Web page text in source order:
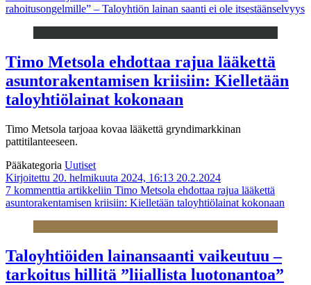
rahoitusongelmille” – Taloyhtiön lainan saanti ei ole itsestäänselvyys
Timo Metsola ehdottaa rajua lääkettä
asuntorakentamisen kriisiin: Kielletään
taloyhtiölainat kokonaan
Timo Metsola tarjoaa kovaa lääkettä gryndimarkkinan
pattitilanteeseen.
Pääkategoria Uutiset
Kirjoitettu 20. helmikuuta 2024, 16:13 20.2.2024
7 kommenttia artikkeliin Timo Metsola ehdottaa rajua lääkettä
asuntorakentamisen kriisiin: Kielletään taloyhtiölainat kokonaan
Taloyhtiöiden lainansaanti vaikeutuu –
tarkoitus hillitä ”liiallista luotonantoa”